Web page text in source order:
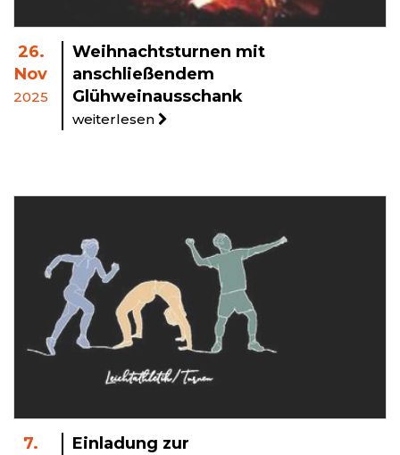
26.
Nov
2025
Weihnachtsturnen mit
anschließendem
Glühweinausschank
weiterlesen
7.
Einladung zur